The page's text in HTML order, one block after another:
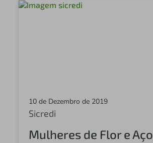
Sicredi Itaqui
Central Sicredi MT
10 de Dezembro de 2019
Sicredi
Mulheres de Flor e Aço